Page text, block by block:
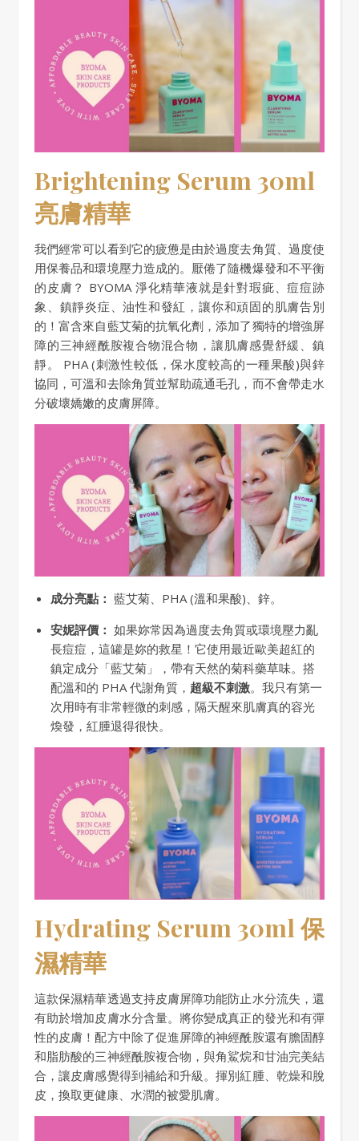
Brightening Serum 30ml
亮膚精華
我們經常可以看到它的疲憊是由於過度去角質、過度使
用保養品和環境壓力造成的。厭倦了隨機爆發和不平衡
的皮膚？ BYOMA 淨化精華液就是針對瑕疵、痘痘跡
象、鎮靜炎症、油性和發紅，讓你和頑固的肌膚告別
的！富含來自藍艾菊的抗氧化劑，添加了獨特的增強屏
障的三神經酰胺複合物混合物，讓肌膚感覺舒緩、鎮
靜。 PHA (刺激性較低，保水度較高的一種果酸)與鋅
協同，可溫和去除角質並幫助疏通毛孔，而不會帶走水
分破壞嬌嫩的皮膚屏障。
成分亮點： 藍艾菊、PHA (溫和果酸)、鋅。
安妮評價： 如果妳常因為過度去角質或環境壓力亂
長痘痘，這罐是妳的救星！它使用最近歐美超紅的
鎮定成分「藍艾菊」，帶有天然的菊科藥草味。搭
配溫和的 PHA 代謝角質， 超級不刺激。我只有第一
次用時有非常輕微的刺感，隔天醒來肌膚真的容光
煥發，紅腫退得很快。
Hydrating Serum 30ml 保
濕精華
這款保濕精華透過支持皮膚屏障功能防止水分流失，還
有助於增加皮膚水分含量。將你變成真正的發光和有彈
性的皮膚！配方中除了促進屏障的神經酰胺還有膽固醇
和脂肪酸的三神經酰胺複合物，與角鯊烷和甘油完美結
合，讓皮膚感覺得到補給和升級。揮別紅腫、乾燥和脫
皮，換取更健康、水潤的被愛肌膚。